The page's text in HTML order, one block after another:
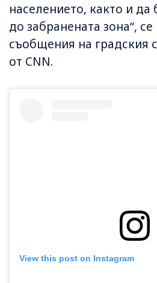
населението, както и да
до забранената зона“,
съобщения на градския
от CNN.
View this post on Instagram